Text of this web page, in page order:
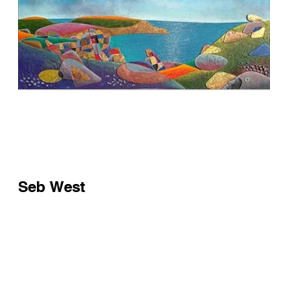
Seb West